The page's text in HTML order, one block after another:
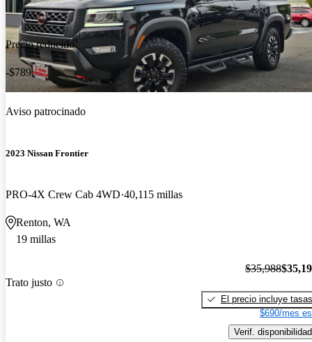
Precio reducido
-$789
Aviso patrocinado
2023 Nissan Frontier
PRO-4X Crew Cab 4WD 40,115 millas
Renton, WA
19 millas
Trato justo
$35,988
El precio incluye tasas
$690/mes
Verif. disponibilidad